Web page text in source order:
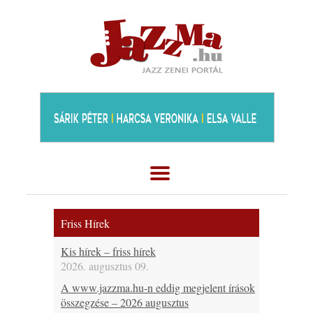
Friss Hírek
Kis hírek – friss hírek
2026. augusztus 09.
A www.jazzma.hu-n eddig megjelent írások
összegzése – 2026 augusztus